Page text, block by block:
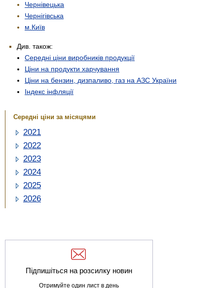
Чернівецька
Чернігівська
м.Київ
Див. також:
Середні ціни виробників продукції
Ціни на продукти харчування
Ціни на бензин, дизпаливо, газ на АЗС України
Індекс інфляції
Середні ціни за місяцями
2021
2022
2023
2024
2025
2026
Підпишіться на розсилку новин
Отримуйте один лист в день